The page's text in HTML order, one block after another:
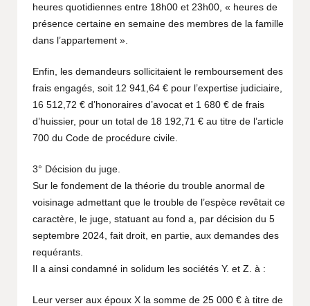
heures quotidiennes entre 18h00 et 23h00, « heures de
présence certaine en semaine des membres de la famille
dans l’appartement ».
Enfin, les demandeurs sollicitaient le remboursement des
frais engagés, soit 12 941,64 € pour l’expertise judiciaire,
16 512,72 € d’honoraires d’avocat et 1 680 € de frais
d’huissier, pour un total de 18 192,71 € au titre de l’article
700 du Code de procédure civile.
3° Décision du juge.
Sur le fondement de la théorie du trouble anormal de
voisinage admettant que le trouble de l’espèce revêtait ce
caractère, le juge, statuant au fond a, par décision du 5
septembre 2024, fait droit, en partie, aux demandes des
requérants.
Il a ainsi condamné in solidum les sociétés Y. et Z. à :
Leur verser aux époux X la somme de 25 000 € à titre de